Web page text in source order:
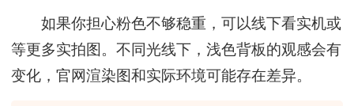
如果你担心粉色不够稳重，可以线下看实机或
等更多实拍图。不同光线下，浅色背板的观感会有
变化，官网渲染图和实际环境可能存在差异。